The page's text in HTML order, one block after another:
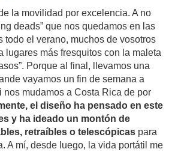
la movilidad por excelencia. A no
deads” que nos quedamos en las
todo el verano, muchos de vosotros
lugares más fresquitos con la maleta
Porque al final, llevamos una
vayamos un fin de semana a
nos mudamos a Costa Rica de por
el diseño ha pensado en este
y ha ideado un montón de
retraíbles o telescópicas para
A mí, desde luego, la vida portátil me